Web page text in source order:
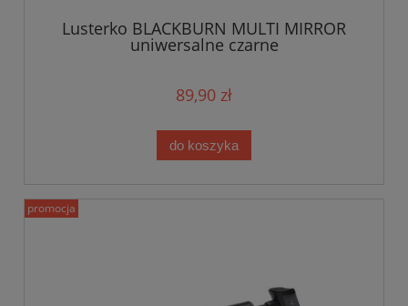
Lusterko BLACKBURN MULTI MIRROR
uniwersalne czarne
89,90 zł
do koszyka
promocja